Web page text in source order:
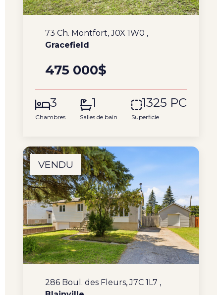
73 Ch. Montfort, J0X 1W0 ,
Gracefield
475 000$
3
Chambres
1
Salles de bain
1325 PC
Superficie
VENDU
286 Boul. des Fleurs, J7C 1L7 ,